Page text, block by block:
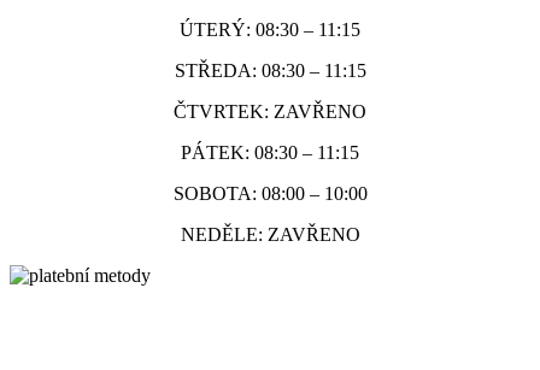
ÚTERÝ: 08:30 – 11:15
STŘEDA: 08:30 – 11:15
ČTVRTEK: ZAVŘENO
PÁTEK: 08:30 – 11:15
SOBOTA: 08:00 – 10:00
NEDĚLE: ZAVŘENO